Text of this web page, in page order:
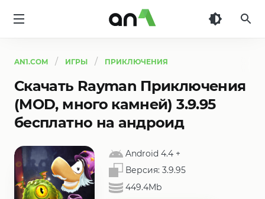
AN1.COM ИГРЫ ПРИКЛЮЧЕНИЯ
Скачать Rayman Приключения
(MOD, много камней) 3.9.95
бесплатно на андроид
Android 4.4 +
Версия: 3.9.95
449.4Mb